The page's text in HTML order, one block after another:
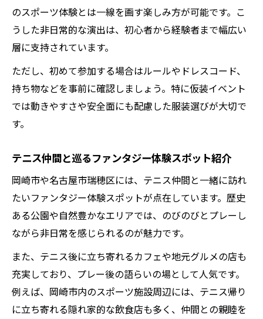
のスポーツ体験とは一線を画す楽しみ方が可能です。こ
うした非日常的な演出は、初心者から経験者まで幅広い
層に支持されています。
ただし、初めて参加する場合はルールやドレスコード、
持ち物などを事前に確認しましょう。特に仮装イベント
では動きやすさや安全面にも配慮した服装選びが大切で
す。
テニス仲間と巡るファンタジー体験スポット紹介
岡崎市や名古屋市瑞穂区には、テニス仲間と一緒に訪れ
たいファンタジー体験スポットが点在しています。歴史
ある公園や自然豊かなエリアでは、のびのびとプレーし
ながら非日常を感じられるのが魅力です。
また、テニス後に立ち寄れるカフェや地元グルメの店も
充実しており、プレー後の語らいの場として人気です。
例えば、岡崎市内のスポーツ施設周辺には、テニス帰り
に立ち寄れる隠れ家的な飲食店も多く、仲間との親睦を